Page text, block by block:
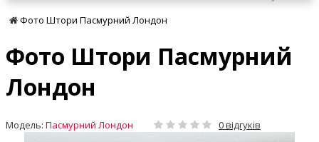
Фото Штори Пасмурний Лондон
Фото Штори Пасмурний
Лондон
Модель: Пасмурний Лондон 0 відгуків